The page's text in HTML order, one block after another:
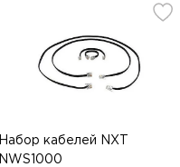
Набор кабелей NXT
NWS1000